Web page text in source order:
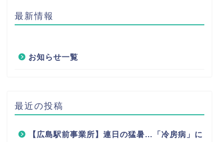
最新情報
お知らせ一覧
最近の投稿
【広島駅前事業所】連日の猛暑…「冷房病」に